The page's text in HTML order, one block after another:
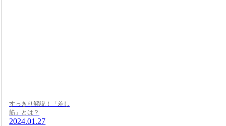
すっきり解説！「差し
筋」とは？
2024.01.27